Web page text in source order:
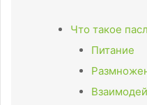
Что такое
Питание